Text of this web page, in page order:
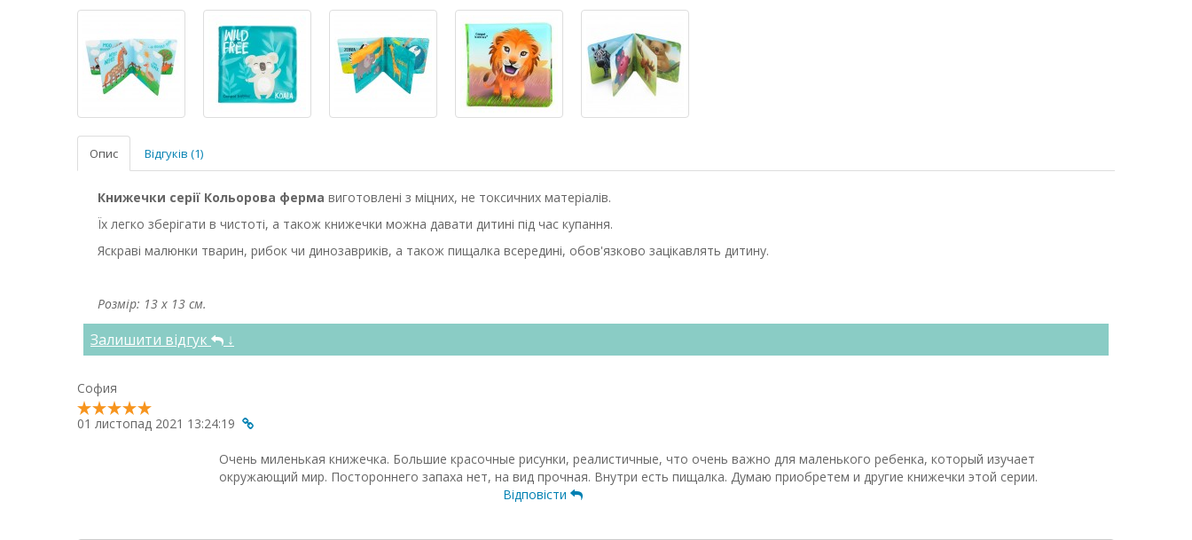
Опис Відгуків (1)
Книжечки серії Кольорова фермавиготовлені з міцних, не токсичних матеріалів.
Їх легко зберігати в чистоті, а також книжечки можна давати дитині під час купання.
Яскраві малюнки тварин, рибок чи динозавриків, а також пищалка всередині, обов'язково зацікавлять дитину.
Розмір: 13 х 13 см.
Залишити відгук ↓
София
01 листопад 2021 13:24:19
Очень миленькая книжечка. Большие красочные рисунки, реалистичные, что очень важно для маленького ребенка, который изучает
окружающий мир. Постороннего запаха нет, на вид прочная. Внутри есть пищалка. Думаю приобретем и другие книжечки этой серии.
Відповісти